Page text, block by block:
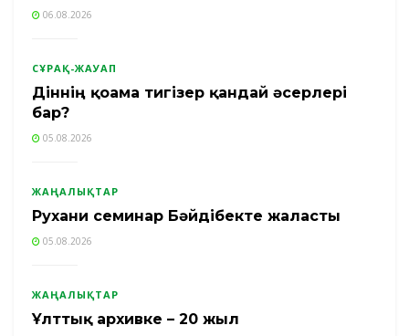
06.08.2026
СҰРАҚ-ЖАУАП
Діннің қоғамға тигізер қандай әсерлері
бар?
05.08.2026
ЖАҢАЛЫҚТАР
Рухани семинар Бәйдібекте жалғасты
05.08.2026
ЖАҢАЛЫҚТАР
Ұлттық архивке – 20 жыл